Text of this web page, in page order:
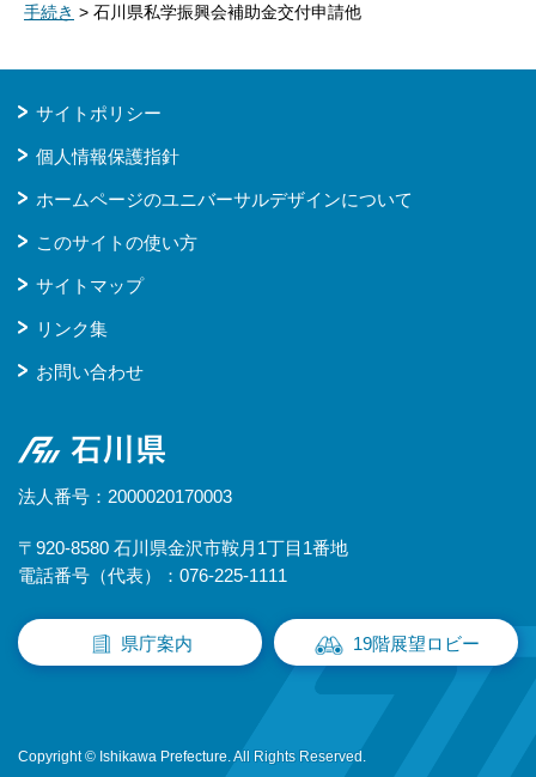
手続き > 石川県私学振興会補助金交付申請他
サイトポリシー
個人情報保護指針
ホームページのユニバーサルデザインについて
このサイトの使い方
サイトマップ
リンク集
お問い合わせ
石川県
法人番号：2000020170003
〒920-8580 石川県金沢市鞍月1丁目1番地
電話番号（代表）：076-225-1111
県庁案内 19階展望ロビー
Copyright © Ishikawa Prefecture. All Rights Reserved.